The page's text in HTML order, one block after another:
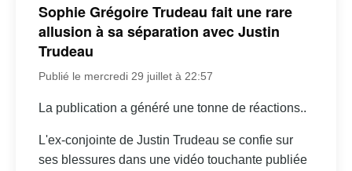
Sophie Grégoire Trudeau fait une rare
allusion à sa séparation avec Justin
Trudeau
Publié le mercredi 29 juillet à 22:57
La publication a généré une tonne de réactions..
L'ex-conjointe de Justin Trudeau se confie sur
ses blessures dans une vidéo touchante publiée